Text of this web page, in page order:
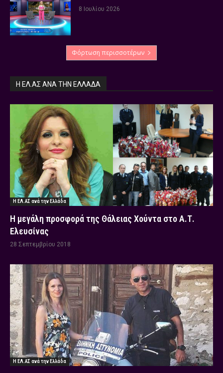
8 Ιουλίου 2026
Φόρτωση περισσοτέρων
Η ΕΛ.ΑΣ ΑΝΆ ΤΗΝ ΕΛΛΆΔΑ
Η ΕΛ.ΑΣ ανά την Ελλάδα
Η μεγάλη προσφορά της Θάλειας Χούντα στο Α.Τ.
Ελευσίνας
28 Σεπτεμβρίου 2018
Η ΕΛ.ΑΣ ανά την Ελλάδα